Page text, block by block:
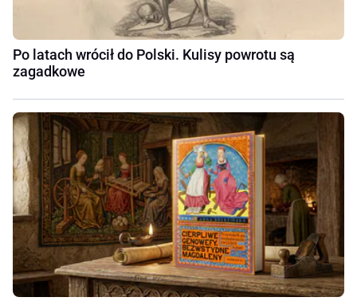
Po latach wrócił do Polski. Kulisy powrotu są
zagadkowe